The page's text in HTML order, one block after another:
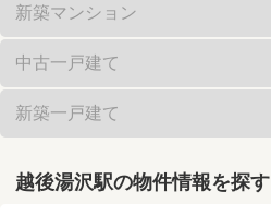
新築マンション
中古一戸建て
新築一戸建て
越後湯沢駅の物件情報を探す